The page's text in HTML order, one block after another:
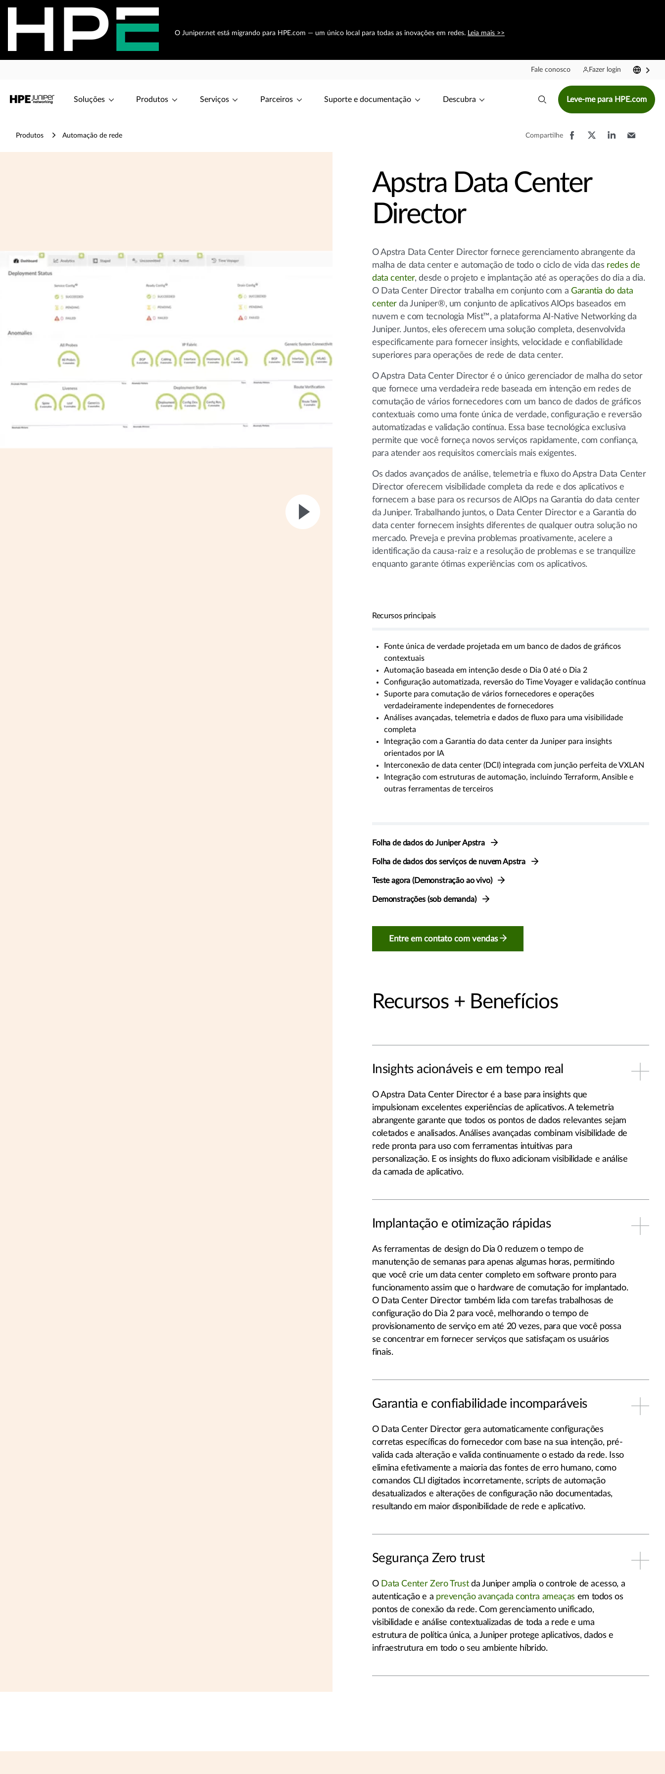
O Juniper.net está migrando para HPE.com — um único local para todas as inovações em redes. Leia mais >>
Fale conosco Fazer login
Soluções Produtos Serviços Parceiros Suporte e documentação Descubra Leve-me para HPE.com
Produtos Automação de rede Compartilhe
Apstra Data Center
Director
O Apstra Data Center Director fornece gerenciamento abrangente da
malha de data center e automação de todo o ciclo de vida das redes de
data center, desde o projeto e implantação até as operações do dia a dia.
O Data Center Director trabalha em conjunto com aGarantia do data
centerda Juniper®, um conjunto de aplicativos AIOps baseados em
nuvem e com tecnologia Mist™, a plataforma AI-Native Networking da
Juniper. Juntos, eles oferecem uma solução completa, desenvolvida
especificamente para fornecer insights, velocidade e confiabilidade
superiores para operações de rede de data center.
O Apstra Data Center Director é o único gerenciador de malha do setor
que fornece uma verdadeira rede baseada em intenção em redes de
comutação de vários fornecedores com um banco de dados de gráficos
contextuais como uma fonte única de verdade, configuração e reversão
automatizadas e validação contínua. Essa base tecnológica exclusiva
permite que você forneça novos serviços rapidamente, com confiança,
para atender aos requisitos comerciais mais exigentes.
Os dados avançados de análise, telemetria e fluxo do Apstra Data Center
Director oferecem visibilidade completa da rede e dos aplicativos e
fornecem a base para os recursos de AIOps na Garantia do data center
da Juniper. Trabalhando juntos, o Data Center Director e a Garantia do
data center fornecem insights diferentes de qualquer outra solução no
mercado. Preveja e previna problemas proativamente, acelere a
identificação da causa-raiz e a resolução de problemas e se tranquilize
enquanto garante ótimas experiências com os aplicativos.
Recursos principais
Fonte única de verdade projetada em um banco de dados de gráficos
contextuais
Automação baseada em intenção desde o Dia 0 até o Dia 2
Configuração automatizada, reversão do Time Voyager e validação contínua
Suporte para comutação de vários fornecedores e operações
verdadeiramente independentes de fornecedores
Análises avançadas, telemetria e dados de fluxo para uma visibilidade
completa
Integração com a Garantia do data center da Juniper para insights
orientados por IA
Interconexão de data center (DCI) integrada com junção perfeita de VXLAN
Integração com estruturas de automação, incluindo Terraform, Ansible e
outras ferramentas de terceiros
Folha de dados do Juniper Apstra
Folha de dados dos serviços de nuvem Apstra
Teste agora (Demonstração ao vivo)
Demonstrações (sob demanda)
Entre em contato com vendas
Recursos + Benefícios
Insights acionáveis e em tempo real
O Apstra Data Center Director é a base para insights que
impulsionam excelentes experiências de aplicativos. A telemetria
abrangente garante que todos os pontos de dados relevantes sejam
coletados e analisados. Análises avançadas combinam visibilidade de
rede pronta para uso com ferramentas intuitivas para
personalização. E os insights do fluxo adicionam visibilidade e análise
da camada de aplicativo.
Implantação e otimização rápidas
As ferramentas de design do Dia 0 reduzem o tempo de
manutenção de semanas para apenas algumas horas, permitindo
que você crie um data center completo em software pronto para
funcionamento assim que o hardware de comutação for implantado.
O Data Center Director também lida com tarefas trabalhosas de
configuração do Dia 2 para você, melhorando o tempo de
provisionamento de serviço em até 20 vezes, para que você possa
se concentrar em fornecer serviços que satisfaçam os usuários
finais.
Garantia e confiabilidade incomparáveis
O Data Center Director gera automaticamente configurações
corretas específicas do fornecedor com base na sua intenção, pré-
valida cada alteração e valida continuamente o estado da rede. Isso
elimina efetivamente a maioria das fontes de erro humano, como
comandos CLI digitados incorretamente, scripts de automação
desatualizados e alterações de configuração não documentadas,
resultando em maior disponibilidade de rede e aplicativo.
Segurança Zero trust
O Data Center Zero Trustda Juniper amplia o controle de acesso, a
autenticação e a prevenção avançada contra ameaças em todos os
pontos de conexão da rede. Com gerenciamento unificado,
visibilidade e análise contextualizadas de toda a rede e uma
estrutura de política única, a Juniper protege aplicativos, dados e
infraestrutura em todo o seu ambiente híbrido.